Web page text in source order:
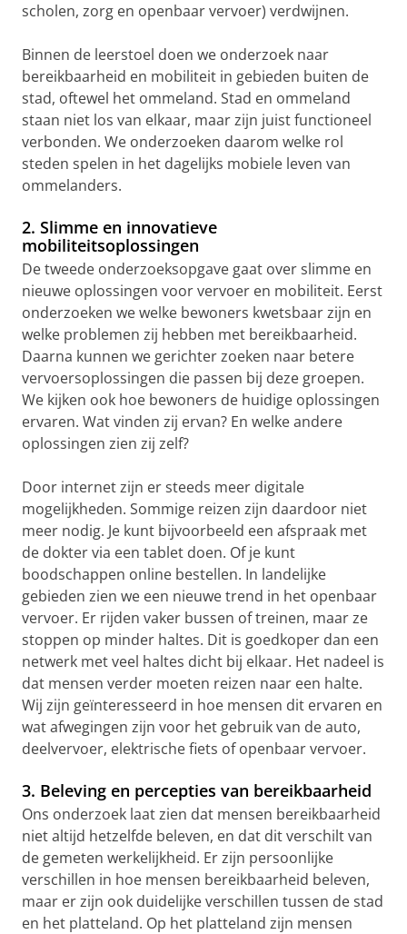
scholen, zorg en openbaar vervoer) verdwijnen.
Binnen de leerstoel doen we onderzoek naar
bereikbaarheid en mobiliteit in gebieden buiten de
stad, oftewel het ommeland. Stad en ommeland
staan niet los van elkaar, maar zijn juist functioneel
verbonden. We onderzoeken daarom welke rol
steden spelen in het dagelijks mobiele leven van
ommelanders.
2. Slimme en innovatieve
mobiliteitsoplossingen
De tweede onderzoeksopgave gaat over slimme en
nieuwe oplossingen voor vervoer en mobiliteit. Eerst
onderzoeken we welke bewoners kwetsbaar zijn en
welke problemen zij hebben met bereikbaarheid.
Daarna kunnen we gerichter zoeken naar betere
vervoersoplossingen die passen bij deze groepen.
We kijken ook hoe bewoners de huidige oplossingen
ervaren. Wat vinden zij ervan? En welke andere
oplossingen zien zij zelf?
Door internet zijn er steeds meer digitale
mogelijkheden. Sommige reizen zijn daardoor niet
meer nodig. Je kunt bijvoorbeeld een afspraak met
de dokter via een tablet doen. Of je kunt
boodschappen online bestellen. In landelijke
gebieden zien we een nieuwe trend in het openbaar
vervoer. Er rijden vaker bussen of treinen, maar ze
stoppen op minder haltes. Dit is goedkoper dan een
netwerk met veel haltes dicht bij elkaar. Het nadeel is
dat mensen verder moeten reizen naar een halte.
Wij zijn geïnteresseerd in hoe mensen dit ervaren en
wat afwegingen zijn voor het gebruik van de auto,
deelvervoer, elektrische fiets of openbaar vervoer.
3. Beleving en percepties van bereikbaarheid
Ons onderzoek laat zien dat mensen bereikbaarheid
niet altijd hetzelfde beleven, en dat dit verschilt van
de gemeten werkelijkheid. Er zijn persoonlijke
verschillen in hoe mensen bereikbaarheid beleven,
maar er zijn ook duidelijke verschillen tussen de stad
en het platteland. Op het platteland zijn mensen